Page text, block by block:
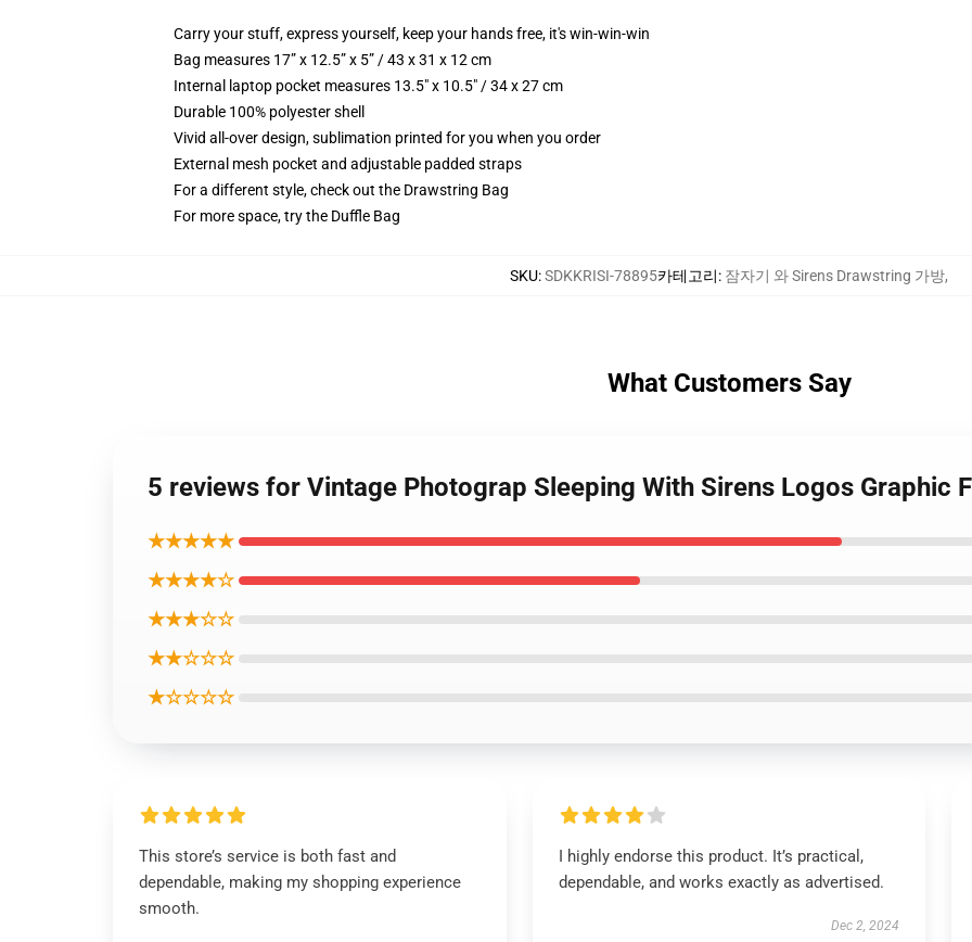
Carry your stuff, express yourself, keep your hands free, it's win-win-win
Bag measures 17” x 12.5” x 5” / 43 x 31 x 12 cm
Internal laptop pocket measures 13.5" x 10.5" / 34 x 27 cm
Durable 100% polyester shell
Vivid all-over design, sublimation printed for you when you order
External mesh pocket and adjustable padded straps
For a different style, check out the Drawstring Bag
For more space, try the Duffle Bag
SKU:SDKKRISI-78895카테고리: 잠자기 와 Sirens Drawstring 가방,
What Customers Say
5 reviews for Vintage Photograp Sleeping With Sirens Logos Graphic
★★★★★
★★★★☆
★★★☆☆
★★☆☆☆
★☆☆☆☆
This store’s service is both fast and
dependable, making my shopping experience
smooth.
I highly endorse this product. It’s practical,
dependable, and works exactly as advertised.
Dec 2, 2024